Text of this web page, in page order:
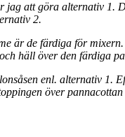
att göra alternativ 1.
2.
är de färdiga för
häll över den färdiga
enl. alternativ 1.
över